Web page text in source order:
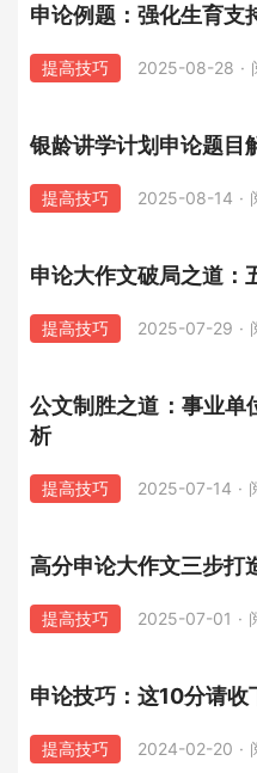
申论例题：强化生育支
提高技巧 2025-08-28 ·
银龄讲学计划申论题目
提高技巧 2025-08-14 ·
申论大作文破局之道：
提高技巧 2025-07-29 ·
公文制胜之道：事业单
析
提高技巧 2025-07-14 ·
高分申论大作文三步打
提高技巧 2025-07-01 ·
申论技巧：这10分请收
提高技巧 2024-02-20 ·